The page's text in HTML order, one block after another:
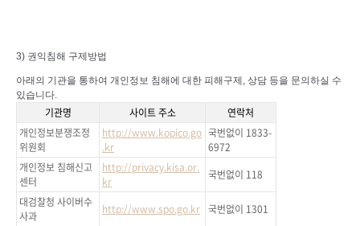
3) 권익침해 구제방법
아래의 기관을 통하여 개인정보 침해에 대한 피해구제 , 상담 등을 문의하실 수
있습니다.
기관명 사이트 주소
연락처
개인정보분쟁조정
위원회
http://www.kopico.go
.kr
국번없이 1833-
6972
개인정보 침해신고
센터
http://privacy.kisa.or.
kr
국번없이 118
대검찰청 사이버수
사과
http://www.spo.go.kr 국번없이 1301